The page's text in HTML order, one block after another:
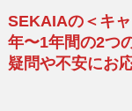
SEKAIAの＜キ
年〜1年間の2つ
疑問や不安にお